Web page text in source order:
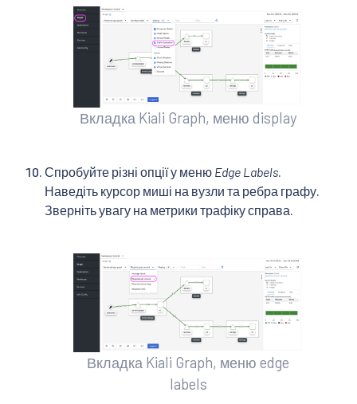
Вкладка Kiali Graph, меню display
Спробуйте різні опції у меню Edge Labels
Наведіть курсор миші на вузли та ребра графу.
Зверніть увагу на метрики трафіку справа.
Вкладка Kiali Graph, меню edge
labels